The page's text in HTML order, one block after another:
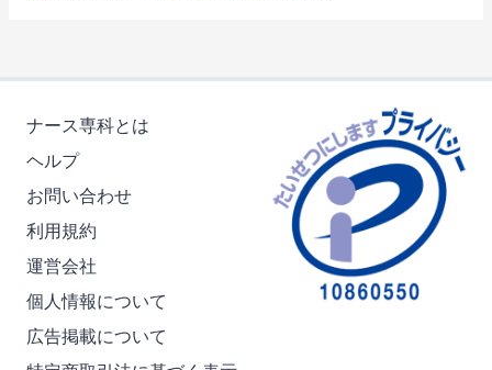
ナース専科とは
ヘルプ
お問い合わせ
利用規約
運営会社
個人情報について
広告掲載について